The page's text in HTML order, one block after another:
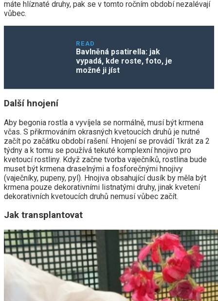
máte hlíznaté druhy, pak se v tomto ročním období nezalévají
vůbec.
READ
Bavlněná psatirella: jak
vypadá, kde roste, foto, je
možné ji jíst
Další hnojení
Aby begonia rostla a vyvíjela se normálně, musí být krmena
včas. S přikrmováním okrasných kvetoucích druhů je nutné
začít po začátku období rašení. Hnojení se provádí 1krát za 2
týdny a k tomu se používá tekuté komplexní hnojivo pro
kvetoucí rostliny. Když začne tvorba vaječníků, rostlina bude
muset být krmena draselnými a fosforečnými hnojivy
(vaječníky, pupeny, pyl). Hnojiva obsahující dusík by měla být
krmena pouze dekorativními listnatými druhy, jinak kvetení
dekorativních kvetoucích druhů nemusí vůbec začít.
Jak transplantovat